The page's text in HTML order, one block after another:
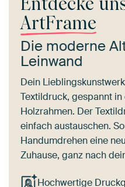
ArtFrame
Die moderne
Leinwand
Dein
Textildruck, gespannt
Holzrahmen. Der
einfach austauschen.
Handumdrehen eine
Zuhause, ganz nach
Hochwertige